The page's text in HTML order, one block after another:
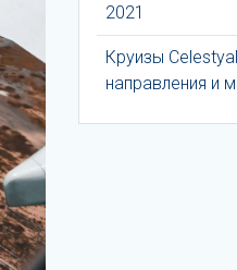
2021
Круизы
направления и